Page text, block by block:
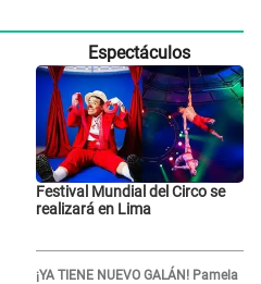
Espectáculos
Festival Mundial del Circo se
realizará en Lima
¡YA TIENE NUEVO GALÁN! Pamela